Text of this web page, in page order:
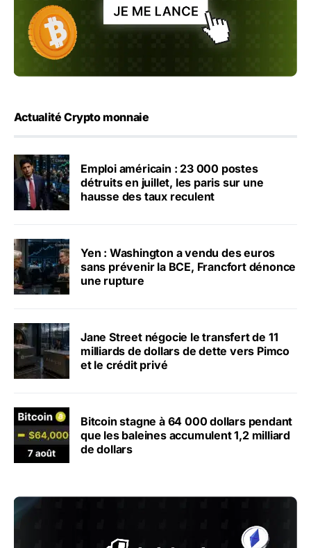
Actualité Crypto monnaie
Emploi américain : 23 000 postes
détruits en juillet, les paris sur une
hausse des taux reculent
Yen : Washington a vendu des euros
sans prévenir la BCE, Francfort dénonce
une rupture
Jane Street négocie le transfert de 11
milliards de dollars de dette vers Pimco
et le crédit privé
Bitcoin stagne à 64 000 dollars pendant
que les baleines accumulent 1,2 milliard
de dollars